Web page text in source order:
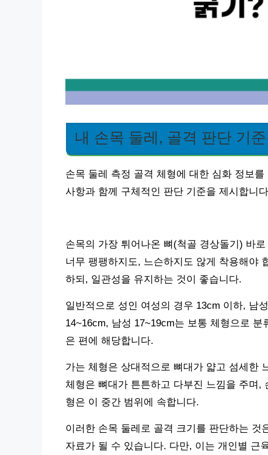
내 손목 둘레, 골격 판단 기
손목 둘레 측정 골격 체형에 대한 심화 정보
사항과 함께 구체적인 판단 기준을 제시합니
손목의 가장 튀어나온 뼈(척골 경상돌기) 바
너무 팽팽하지도, 느슨하지도 않게 착용해야
하되, 일관성을 유지하는 것이 좋습니다.
일반적으로 성인 여성의 경우 13cm 이하, 남
14~16cm, 남성 17~19cm는 보통 체형으로
은 편에 해당합니다.
가는 체형은 상대적으로 뼈대가 얇고 섬세한
체형은 뼈대가 튼튼하고 다부진 느낌을 주며,
형은 이 중간 범위에 속합니다.
이러한 손목 둘레로 골격 크기를 판단하는 것
자료가 될 수 있습니다. 다만, 이는 개인별 근